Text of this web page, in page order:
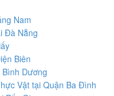
Nam
Đà Nẵng
Biên
Dương
Vật tại Quận Ba Đình